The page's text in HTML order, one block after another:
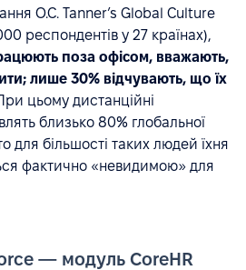
O.C. Tanner’s Global Culture
респондентів у 27 країнах),
поза офісом, вважають,
лише 30% відчувають, що їх
цьому дистанційні
близько 80% глобальної
для більшості таких людей їхня
фактично «невидимою» для
— модуль CoreHR